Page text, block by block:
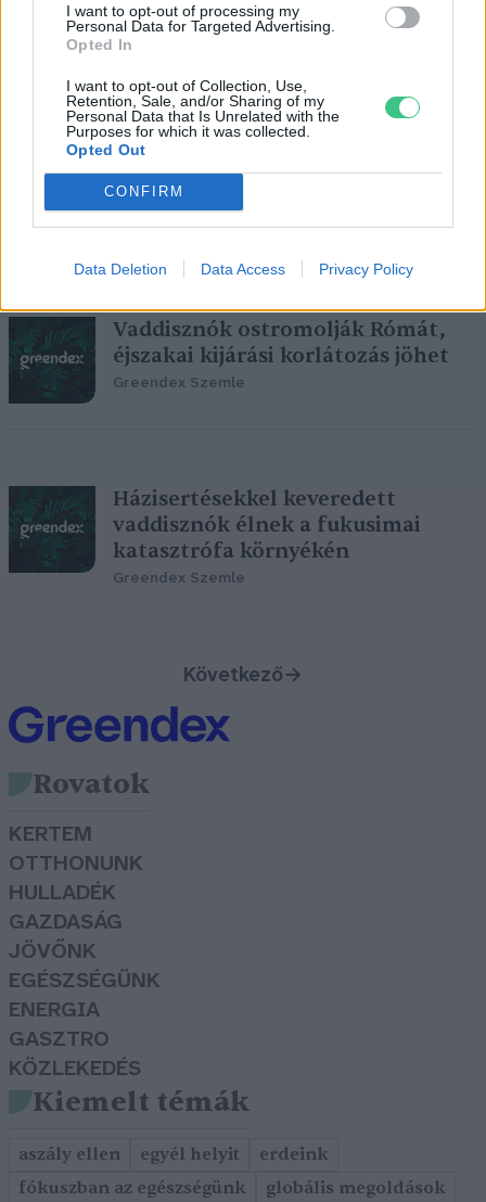
I want to opt-out of processing my
Personal Data for Targeted Advertising.
Opted In
I want to opt-out of Collection, Use,
Retention, Sale, and/or Sharing of my
Personal Data that Is Unrelated with the
Purposes for which it was collected.
Opted Out
CONFIRM
Data Deletion Data Access Privacy Policy
tartasz, csak nem tudsz róla!
Bódi Ábel
Mit tegyek, ha vadat találok a
kertben?
Bódi Ábel
Vaddisznók ostromolják Rómát,
éjszakai kijárási korlátozás jöhet
Greendex Szemle
Házisertésekkel keveredett
vaddisznók élnek a fukusimai
katasztrófa környékén
Greendex Szemle
Következő→
Rovatok
KERTEM
OTTHONUNK
HULLADÉK
GAZDASÁG
JÖVŐNK
EGÉSZSÉGÜNK
ENERGIA
GASZTRO
KÖZLEKEDÉS
Kiemelt témák
aszály ellen egyél helyit
erdeink
fókuszban az egészségünk
globális megoldások